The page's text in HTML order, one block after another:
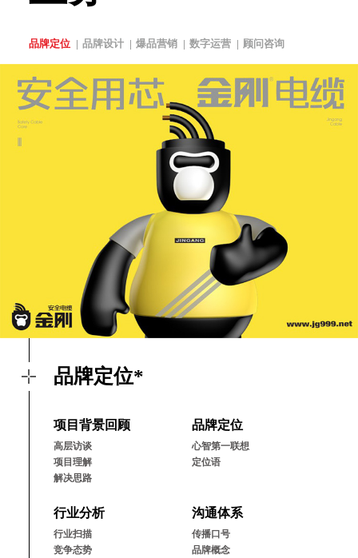
品牌定位*
项⽬背景回顾
⾼层访谈
项⽬理解
解决思路
品牌定位
⼼智第⼀联想
定位语
⾏业分析
⾏业扫描
竞争态势
沟通体系
传播⼝号
品牌概念
品牌定位 品牌设计 爆品营销 数字运营 顾问咨询